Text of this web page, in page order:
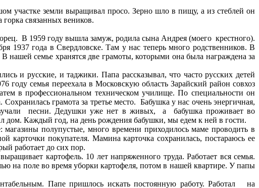
участке земли выращивал просо. Зерно шло в пищу, а из стеблей он
связанных веников.
В 1959 году вышла замуж, родила сына Андрея (моего крестного).
1937 года в Свердловске. Там у нас теперь много родственников. В
семье хранятся две грамоты, которыми она была награждена за
и русские, и таджики. Папа рассказывал, что часто русских детей
семья переехала в Московскую область Зарайский район совхоз
в профессиональном техническом училище. По специальности он
грамота за третье место. Бабушка у нас очень энергичная,
песни. Дедушки уже нет в живых, а бабушка проживает во
дом. Каждый год, на день рождения бабушки, мы едем к ней в гости.
полупустые, много времени приходилось маме проводить в
карточки покупателя. Мамина карточка сохранилась, постараюсь ее
работает до сих пор.
картофель. 10 лет напряженного труда. Работает вся семья.
на поле во время уборки картофеля, потом в нашей квартире. У папы
Папе пришлось искать постоянную работу. Работал на